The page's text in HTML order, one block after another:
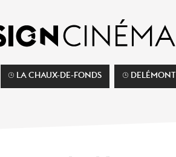
⌚︎ LA CHAUX-DE-FONDS ⌚︎ DELÉMONT